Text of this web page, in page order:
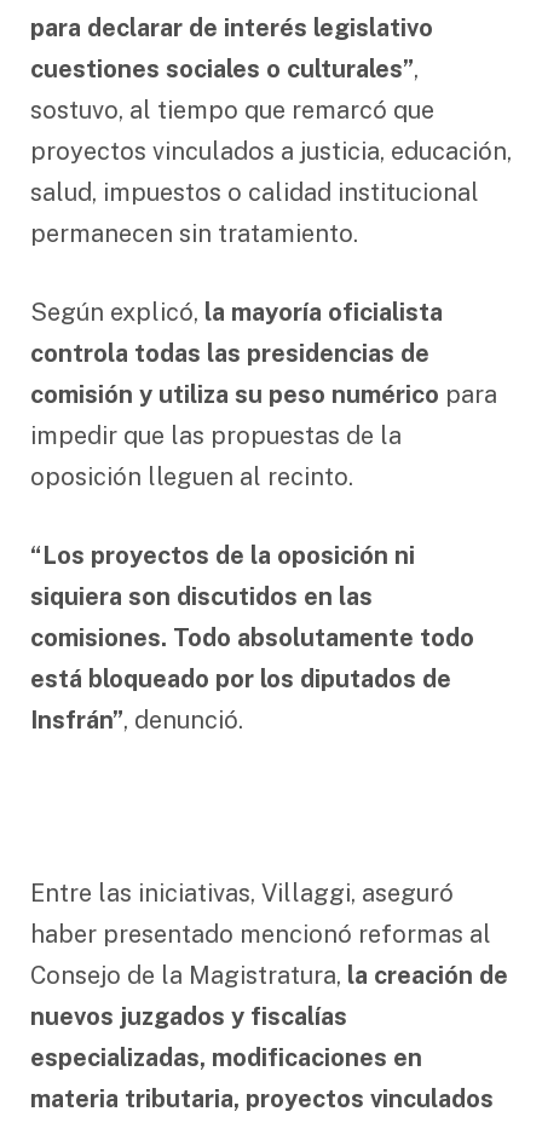
para declarar de interés legislativo
cuestiones sociales o culturales”,
sostuvo, al tiempo que remarcó que
proyectos vinculados a justicia, educación,
salud, impuestos o calidad institucional
permanecen sin tratamiento.
Según explicó, la mayoría oficialista
controla todas las presidencias de
comisión y utiliza su peso numérico para
impedir que las propuestas de la
oposición lleguen al recinto.
“Los proyectos de la oposición ni
siquiera son discutidos en las
comisiones. Todo absolutamente todo
está bloqueado por los diputados de
Insfrán”, denunció.
Entre las iniciativas, Villaggi, aseguró
haber presentado mencionó reformas al
Consejo de la Magistratura, la creación de
nuevos juzgados y fiscalías
especializadas, modificaciones en
materia tributaria, proyectos vinculados